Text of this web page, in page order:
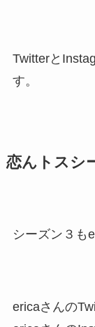
Twitterと
す。
恋んトスシ
シーズン３も
ericaさんの